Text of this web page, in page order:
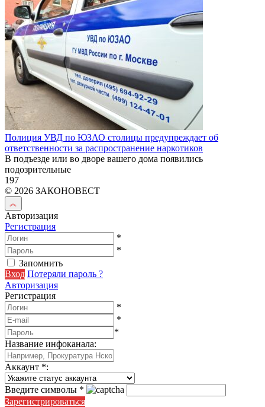
Полиция УВД по ЮЗАО столицы предупреждает об
ответственности за распространение наркотиков
В подъезде или во дворе вашего дома появились
подозрительные
197
© 2026 ЗАКОНОВЕСТ
Авторизация
Регистрация
*
*
Запомнить
Вход Потеряли пароль ?
Авторизация
Регистрация
*
*
*
Название инфоканала:
Аккаунт *:
Введите символы *
Зарегистрироваться